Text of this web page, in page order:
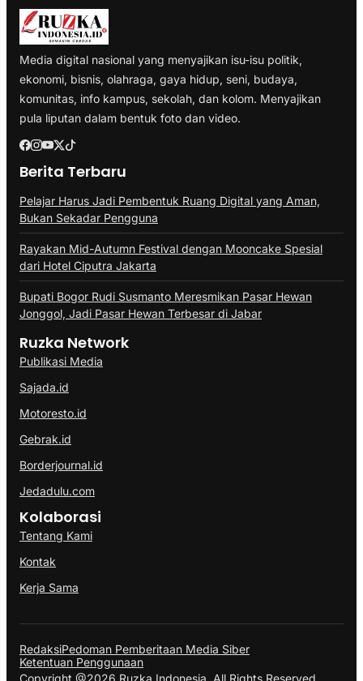
Media digital nasional yang menyajikan isu-isu politik,
ekonomi, bisnis, olahraga, gaya hidup, seni, budaya,
komunitas, info kampus, sekolah, dan kolom. Menyajikan
pula liputan dalam bentuk foto dan video.
Berita Terbaru
Pelajar Harus Jadi Pembentuk Ruang Digital yang Aman,
Bukan Sekadar Pengguna
Rayakan Mid-Autumn Festival dengan Mooncake Spesial
dari Hotel Ciputra Jakarta
Bupati Bogor Rudi Susmanto Meresmikan Pasar Hewan
Jonggol, Jadi Pasar Hewan Terbesar di Jabar
Ruzka Network
Publikasi Media
Sajada.id
Motoresto.id
Gebrak.id
Borderjournal.id
Jedadulu.com
Kolaborasi
Tentang Kami
Kontak
Kerja Sama
RedaksiPedoman Pemberitaan Media Siber
Ketentuan Penggunaan